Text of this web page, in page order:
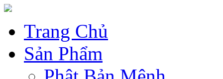
Trang Chủ
Sản Phẩm